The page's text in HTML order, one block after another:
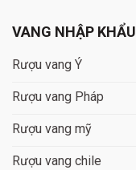
VANG NHẬP KHẨU
Rượu vang Ý
Rượu vang Pháp
Rượu vang mỹ
Rượu vang chile